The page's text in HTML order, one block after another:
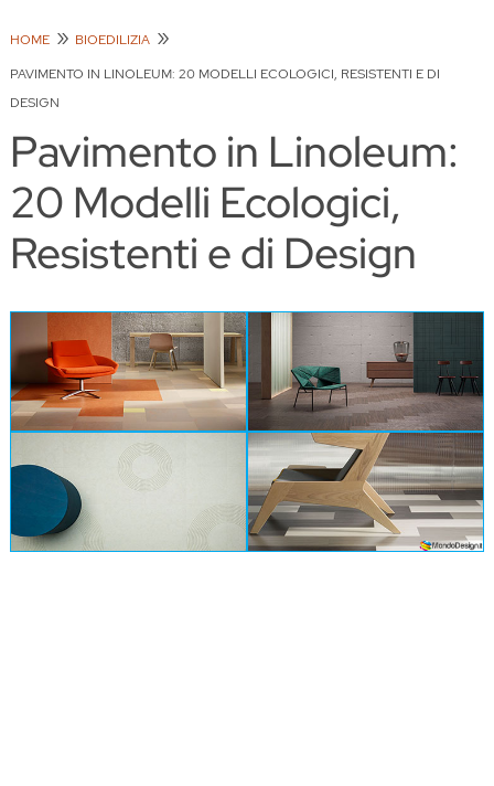
HOME
BIOEDILIZIA
PAVIMENTO IN LINOLEUM: 20 MODELLI ECOLOGICI, RESISTENTI E DI
DESIGN
Pavimento in Linoleum:
20 Modelli Ecologici,
Resistenti e di Design